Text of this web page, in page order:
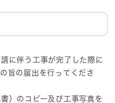
とじる
に伴う工事が完了した際に
旨の届出を行ってくださ
）のコピー及び工事写真を